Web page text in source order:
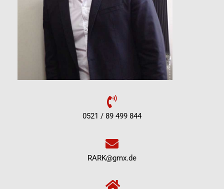
0521 / 89 499 844
RARK@gmx.de